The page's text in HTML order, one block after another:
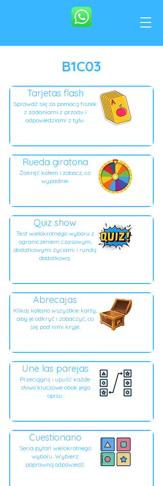
B1C03
Tarjetas flash
Sprawdź się za pomocą fiszek
z zadaniami z przodu i
odpowiedziami z tyłu.
Rueda giratoria
Zakręć kołem i zobacz, co
wypadnie.
Quiz show
Test wielokrotnego wyboru z
ograniczeniem czasowym,
dodatkowymi życiami i rundą
dodatkową.
Abrecajas
Klikaj kolejno wszystkie karty,
aby je odkryć i zobaczyć, co
się pod nimi kryje.
Une las parejas
Przeciągnij i upuść każde
słowo kluczowe obok jego
opisu.
Cuestionario
Seria pytań wielokrotnego
wyboru. Wybierz
poprawną odpowiedź.